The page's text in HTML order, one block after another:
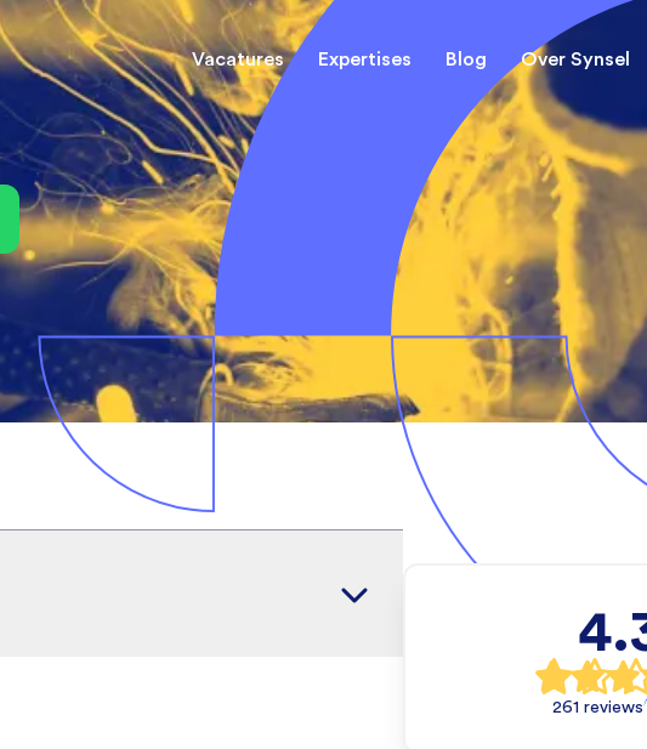
Vacatures
(Field) Service Engineers Mechanical Engineers
Software & Electrical
Engineers
Monteurs Technische
Monteurs binnendienst Installatietechniek
Technisch-Commercieel Operators
Expertises
(Field) Service Engineers Mechanical Engineers
Software & Electrical
Engineers
Monteurs Technische
Dienst
Monteurs binnendienst
Blog Over Synsel
De beste banen
Installatietechniek
261 reviews